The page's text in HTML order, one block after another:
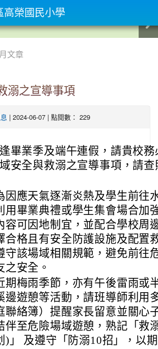
文章
溺之宣導事項
| 2024-06-07 | 點閱數： 229
畢業季及端午連假，請貴校
安全與救溺之宣導事項，請查
因應天氣逐漸炎熱及學生前往
用畢業典禮或學生集會場合加
容可因地制宜，並配合學校周
合格且有安全防護設施及配置
守該場域相關規範，避免前往
之安全。
期梅雨季節，亦有午後雷雨或
邊遊憩等活動，請班導師利用
聯絡簿）提醒家長留意並關心
伴至危險場域遊憩，熟記「救
)」 及遵守「防溺10招」，以
高榮國民小學